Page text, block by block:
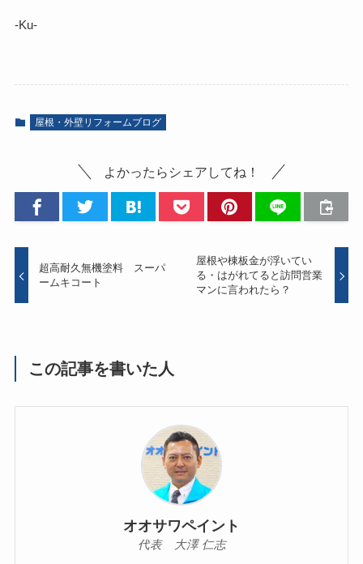
-Ku-
屋根・外壁リフォームブログ
よかったらシェアしてね！
超高耐久無機塗料 スーパ
ームキコート
屋根や棟板金が浮いてい
る・はがれてると訪問営業
マンに言われたら？
この記事を書いた人
オオサワペイント
代表 大澤 仁志